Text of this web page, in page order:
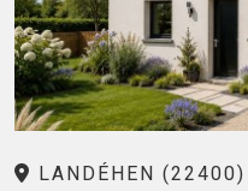
LANDÉHEN (22400)